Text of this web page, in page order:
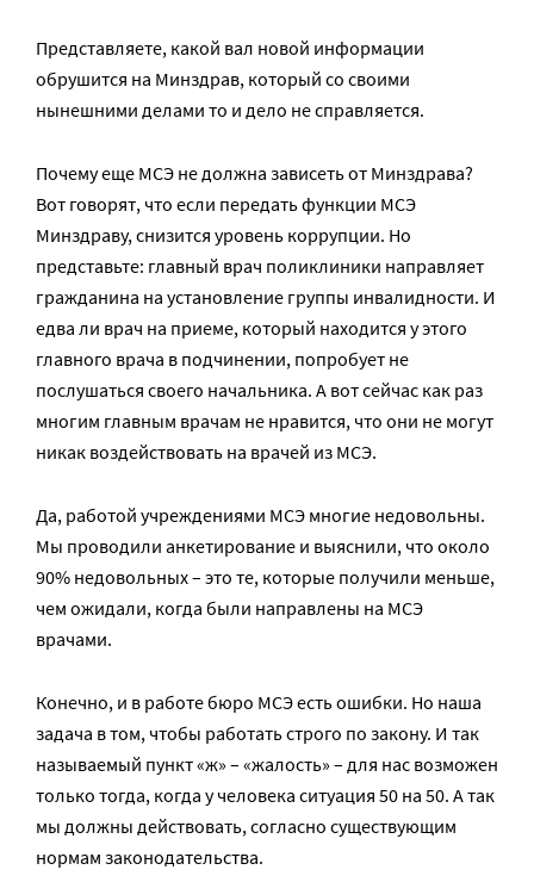
Представляете, какой вал новой информации
обрушится на Минздрав, который со своими
нынешними делами то и дело не справляется.
Почему еще МСЭ не должна зависеть от Минздрава?
Вот говорят, что если передать функции МСЭ
Минздраву, снизится уровень коррупции. Но
представьте: главный врач поликлиники направляет
гражданина на установление группы инвалидности. И
едва ли врач на приеме, который находится у этого
главного врача в подчинении, попробует не
послушаться своего начальника. А вот сейчас как раз
многим главным врачам не нравится, что они не могут
никак воздействовать на врачей из МСЭ.
Да, работой учреждениями МСЭ многие недовольны.
Мы проводили анкетирование и выяснили, что около
90% недовольных – это те, которые получили меньше,
чем ожидали, когда были направлены на МСЭ
врачами.
Конечно, и в работе бюро МСЭ есть ошибки. Но наша
задача в том, чтобы работать строго по закону. И так
называемый пункт «ж» – «жалость» – для нас возможен
только тогда, когда у человека ситуация 50 на 50. А так
мы должны действовать, согласно существующим
нормам законодательства.